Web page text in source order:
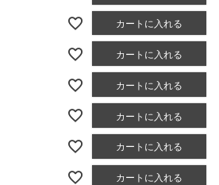
カートに入れる
カートに入れる
カートに入れる
カートに入れる
カートに入れる
カートに入れる